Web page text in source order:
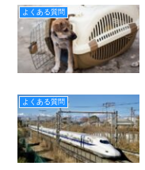
よくある質問
よくある質問